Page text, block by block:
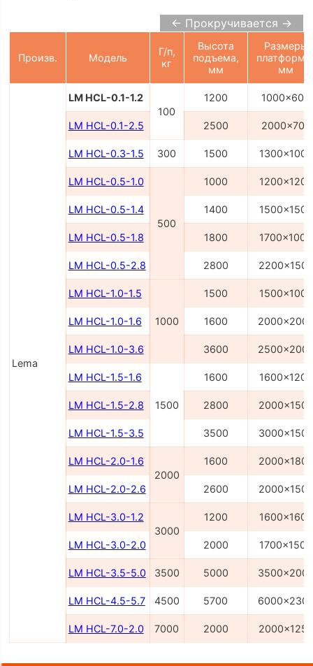
← Прокручивается →
Произв. Модель
Г/п,
кг
Высота
подъема,
мм
Размеры
мм
Lema
LM HCL-0.1-1.2
100
1200 1000x600
LM HCL-0.1-2.5 2500 2000x700
LM HCL-0.3-1.5 300 1500 1300x1000
LM HCL-0.5-1.0
500
1000 1200x1200
LM HCL-0.5-1.4 1400 1500x1500
LM HCL-0.5-1.8 1800 1700x1000
LM HCL-0.5-2.8 2800 2200x1500
LM HCL-1.0-1.5
1000
1500 1500x1000
LM HCL-1.0-1.6 1600
LM HCL-1.0-3.6 3600
LM HCL-1.5-1.6
1500
1600 1600x1200
LM HCL-1.5-2.8 2800 2000x1500
LM HCL-1.5-3.5 3500 3000x1500
LM HCL-2.0-1.6
2000
1600 2000x1800
LM HCL-2.0-2.6 2600 2000x1500
LM HCL-3.0-1.2
3000
1200 1600x1600
LM HCL-3.0-2.0 2000 1700x1500
LM HCL-3.5-5.0 3500 5000
LM HCL-4.5-5.7 4500 5700
LM HCL-7.0-2.0 7000 2000 2000x1250